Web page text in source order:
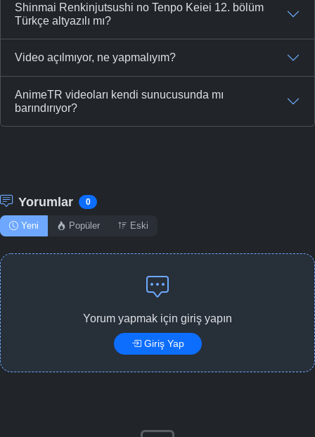
Shinmai Renkinjutsushi no Tenpo Keiei 12. bölüm
Türkçe altyazılı mı?
Video açılmıyor, ne yapmalıyım?
AnimeTR videoları kendi sunucusunda mı
barındırıyor?
Yorumlar 0
Yeni Popüler Eski
Yorum yapmak için giriş yapın
Giriş Yap